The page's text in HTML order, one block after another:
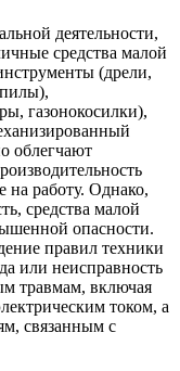
деятельности,
средства малой
(дрели,
газонокосилки),
облегчают
на работу. Однако,
средства малой
опасности.
правил техники
или неисправность
травмам, включая
током, а
связанным с